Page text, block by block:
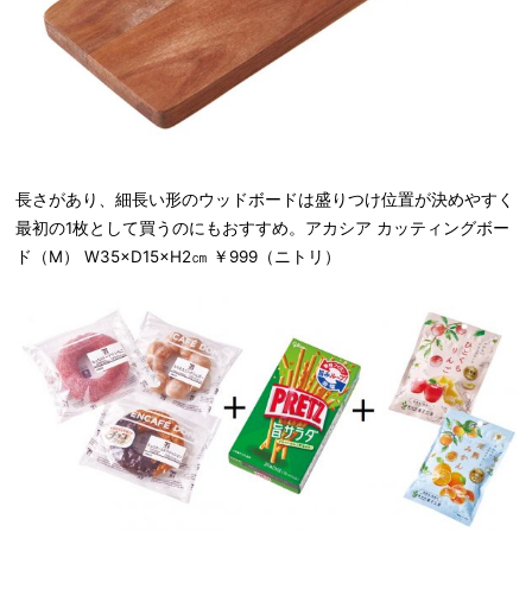
長さがあり、細長い形のウッドボードは盛りつけ位置が決めやすく
最初の1枚として買うのにもおすすめ。アカシア カッティングボー
ド（M） W35×D15×H2㎝ ￥999（ニトリ）